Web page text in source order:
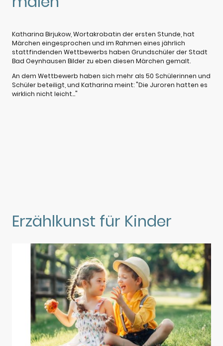
Katharina Birjukow, Wortakrobatin der ersten Stunde, hat
Märchen eingesprochen und im Rahmen eines jährlich
stattfindenden Wettbewerbs haben Grundschüler der Stadt
Bad Oeynhausen Bilder zu eben diesen Märchen gemalt.
An dem Wettbewerb haben sich mehr als 50 Schülerinnen und
Schüler beteiligt, und Katharina meint: "Die Juroren hatten es
wirklich nicht leicht..."
Erzählkunst für Kinder